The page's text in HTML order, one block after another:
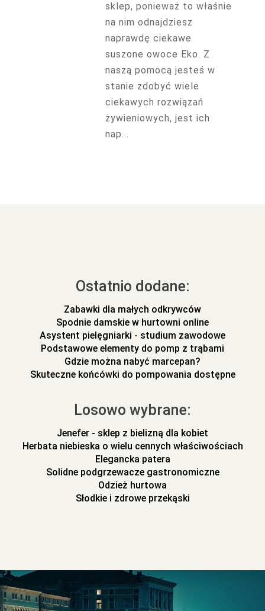
sklep, ponieważ to właśnie
na nim odnajdziesz
naprawdę ciekawe
suszone owoce Eko. Z
naszą pomocą jesteś w
stanie zdobyć wiele
ciekawych rozwiązań
żywieniowych, jest ich
nap...
Ostatnio dodane:
Zabawki dla małych odkrywców
Spodnie damskie w hurtowni online
Asystent pielęgniarki - studium zawodowe
Podstawowe elementy do pomp z trąbami
Gdzie można nabyć marcepan?
Skuteczne końcówki do pompowania dostępne
Losowo wybrane:
Jenefer - sklep z bielizną dla kobiet
Herbata niebieska o wielu cennych właściwościach
Elegancka patera
Solidne podgrzewacze gastronomiczne
Odzież hurtowa
Słodkie i zdrowe przekąski